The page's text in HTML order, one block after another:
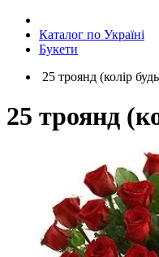
Каталог по Україні
Букети
25 троянд (колір
25 троянд